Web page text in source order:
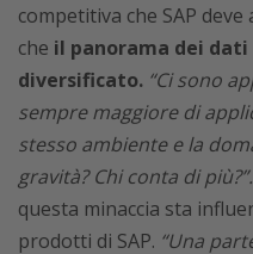
competitiva che SAP
che il panorama dei
diversificato. “Ci sono
sempre maggiore di
stesso ambiente e la
gravità? Chi conta di più?”.
questa minaccia sta
prodotti di SAP. “Una